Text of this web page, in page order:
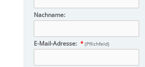
Nachname:
E-Mail-Adresse: * (Pflichfeld)